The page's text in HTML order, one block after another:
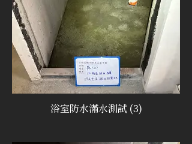
浴室防水滿水測試 (3)